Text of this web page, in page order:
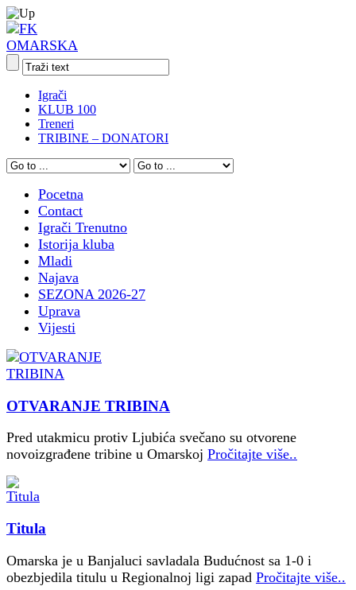
Igrači
KLUB 100
Treneri
TRIBINE – DONATORI
Pocetna
Contact
Igrači Trenutno
Istorija kluba
Mladi
Najava
SEZONA 2026-27
Uprava
Vijesti
OTVARANJE TRIBINA
Pred utakmicu protiv Ljubića svečano su otvorene
novoizgrađene tribine u Omarskoj Pročitajte više..
Titula
Omarska je u Banjaluci savladala Budućnost sa 1-0 i
obezbjedila titulu u Regionalnoj ligi zapad Pročitajte više..